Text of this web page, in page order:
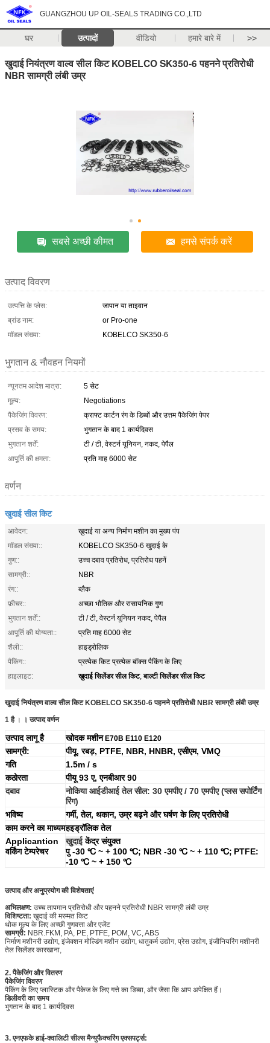
GUANGZHOU UP OIL-SEALS TRADING CO.,LTD
घर उत्पादों वीडियो हमारे बारे में >>
खुदाई नियंत्रण वाल्व सील किट KOBELCO SK350-6 पहनने प्रतिरोधी
NBR सामग्री लंबी उम्र
सबसे अच्छी कीमत हमसे संपर्क करें
उत्पाद विवरण
उत्पत्ति के प्लेस:
जापान या ताइवान
ब्रांड नाम:
or Pro-one
मॉडल संख्या:
KOBELCO SK350-6
भुगतान & नौवहन नियमों
न्यूनतम आदेश मात्रा:
5 सेट
मूल्य:
Negotiations
पैकेजिंग विवरण:
क्राफ्ट कार्टन रंग के डिब्बों और उत्तम पैकेजिंग पेपर
प्रसव के समय:
भुगतान के बाद 1 कार्यदिवस
भुगतान शर्तें:
टी / टी, वेस्टर्न यूनियन, नकद, पेपैल
आपूर्ति की क्षमता:
प्रति माह 6000 सेट
वर्णन
खुदाई सील किट
आवेदन:
खुदाई या अन्य निर्माण मशीन का मुख्य पंप
मॉडल संख्या::
KOBELCO SK350-6 खुदाई के
गुण::
उच्च दबाव प्रतिरोध, प्रतिरोध पहनें
सामग्री::
NBR
रंग::
ब्लैक
फ़ीचर::
अच्छा भौतिक और रासायनिक गुण
भुगतान शर्तें::
टी / टी, वेस्टर्न यूनियन नकद, पेपैल
आपूर्ति की योग्यता::
प्रति माह 6000 सेट
शैली::
हाइड्रोलिक
पैकिंग::
प्रत्येक किट प्रत्येक बॉक्स पैकिंग के लिए
हाइलाइट:
खुदाई सिलेंडर सील किट,बाल्टी सिलेंडर सील किट
खुदाई नियंत्रण वाल्व सील किट KOBELCO SK350-6 पहनने प्रतिरोधी NBR सामग्री लंबी उम्र
1 है। । उत्पाद वर्णन
उत्पाद लागू है खोदक मशीन E70B E110 E120
सामग्री:
पीयू, रबड़, PTFE, NBR, HNBR, एसीएम, VMQ
गति
1.5m / s
कठोरता
पीयू 93 ए, एनबीआर 90
दबाव
नोकिया आईडीआई तेल सील: 30 एमपीए / 70 एमपीए (प्लस सपोर्टिंग
रिंग)
भविष्य
गर्मी, तेल, थकान, उम्र बढ़ने और घर्षण के लिए प्रतिरोधी
काम करने का माध्यमहइड्रॉलिक तेल
Applicantion
वर्किंग टेम्परेचर
खुदाईकेंद्र संयुक्त
पु -30 ℃ ~ + 100 ℃; NBR -30 ℃ ~ + 110 ℃; PTFE:
-10 ℃ ~ + 150 ℃
उत्पाद और अनुप्रयोग की विशेषताएं
अभिलक्षण: उच्च तापमान प्रतिरोधी और पहनने प्रतिरोधी NBR सामग्री लंबी उम्र
विशिष्टता: खुदाई की मरम्मत किट
थोक मूल्य के लिए अच्छी गुणवत्ता और एजेंट
सामग्री: NBR.FKM, PA, PE, PTFE, POM, VC, ABS
निर्माण मशीनरी उद्योग, इंजेक्शन मोल्डिंग मशीन उद्योग, धातुकर्म उद्योग, प्रेस उद्योग, इंजीनियरिंग मशीनरी
तेल सिलेंडर कारखाना,
2. पैकेजिंग और वितरण
पैकेजिंग विवरण
पैकिंग के लिए प्लास्टिक और पैकेज के लिए गत्ते का डिब्बा, और जैसा कि आप अपेक्षित हैं।
डिलीवरी का समय
भुगतान के बाद 1 कार्यदिवस
3. एनएफके हाई-क्वालिटी सील्स मैन्युफैक्चरिंग एक्सपर्ट्स: